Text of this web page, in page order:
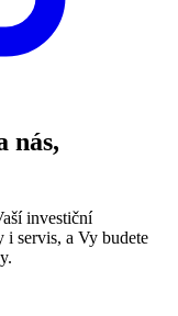
nás,
investiční
i servis, a Vy budete